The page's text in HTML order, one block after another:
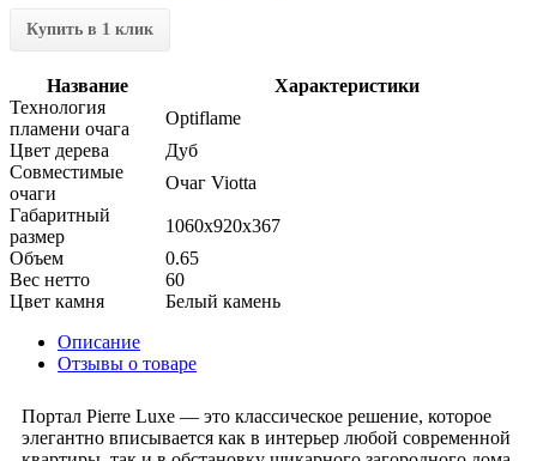
Купить в 1 клик
Название
Характеристики
Технология
пламени очага
Optiflame
Цвет дерева
Дуб
Совместимые
очаги
Очаг Viotta
Габаритный
размер
1060x920x367
Объем
0.65
Вес нетто
60
Цвет камня
Белый камень
Описание
Отзывы о товаре
Портал Pierre Luxe — это классическое решение, которое
элегантно вписывается как в интерьер любой современной